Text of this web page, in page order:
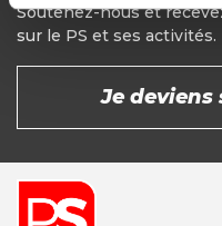
Soutenez-nous et
sur le PS et ses activités.
Je